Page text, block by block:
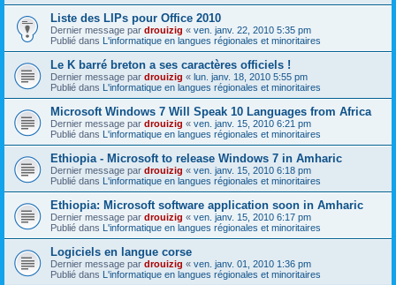
Liste des LIPs pour Office 2010
Dernier message par drouizig « ven. janv. 22, 2010 5:35 pm
Publié dans L'informatique en langues régionales et minoritaires
Le K barré breton a ses caractères officiels !
Dernier message par drouizig « lun. janv. 18, 2010 5:55 pm
Publié dans L'informatique en langues régionales et minoritaires
Microsoft Windows 7 Will Speak 10 Languages from Africa
Dernier message par drouizig « ven. janv. 15, 2010 6:21 pm
Publié dans L'informatique en langues régionales et minoritaires
Ethiopia - Microsoft to release Windows 7 in Amharic
Dernier message par drouizig « ven. janv. 15, 2010 6:18 pm
Publié dans L'informatique en langues régionales et minoritaires
Ethiopia: Microsoft software application soon in Amharic
Dernier message par drouizig « ven. janv. 15, 2010 6:17 pm
Publié dans L'informatique en langues régionales et minoritaires
Logiciels en langue corse
Dernier message par drouizig « ven. janv. 01, 2010 1:36 pm
Publié dans L'informatique en langues régionales et minoritaires